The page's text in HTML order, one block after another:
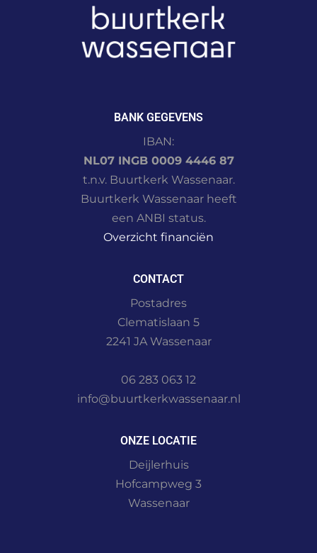
BANK GEGEVENS
IBAN:
NL07 INGB 0009 4446 87
t.n.v. Buurtkerk Wassenaar.
Buurtkerk Wassenaar heeft
een ANBI status.
Overzicht financiën
CONTACT
Postadres
Clematislaan 5
2241 JA Wassenaar
06 283 063 12
info@buurtkerkwassenaar.nl
ONZE LOCATIE
Deijlerhuis
Hofcampweg 3
Wassenaar